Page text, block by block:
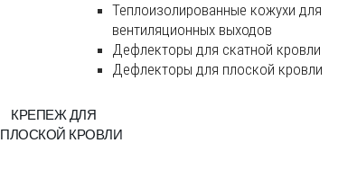
Теплоизолированные кожухи для
вентиляционных выходов
Дефлекторы для скатной кровли
Дефлекторы для плоской кровли
КРЕПЕЖ ДЛЯ
ПЛОСКОЙ КРОВЛИ